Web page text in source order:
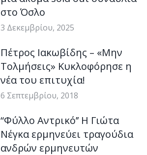
στο Όσλο
3 Δεκεμβρίου, 2025
Πέτρος Ιακωβίδης – «Μην
Τολμήσεις» Κυκλοφόρησε η
νέα του επιτυχία!
6 Σεπτεμβρίου, 2018
“Φύλλο Aντρικό’’ Η Γιώτα
Νέγκα ερμηνεύει τραγούδια
ανδρών ερμηνευτών